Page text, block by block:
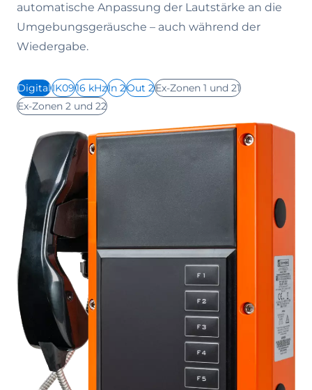
automatische Anpassung der Lautstärke an die
Umgebungsgeräusche – auch während der
Wiedergabe.
DigitalIK0916 kHzIn 2Out 2Ex-Zonen 1 und 21
Ex-Zonen 2 und 22